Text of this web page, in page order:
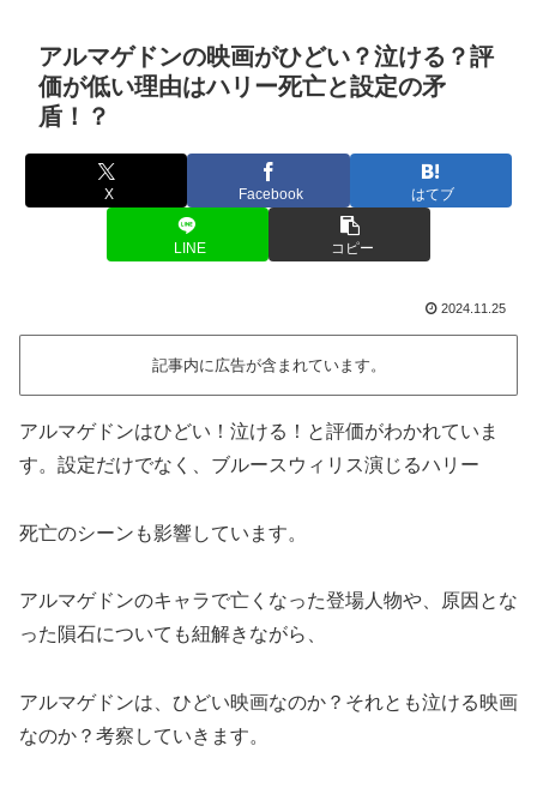
アルマゲドンの映画がひどい？泣ける？評
価が低い理由はハリー死亡と設定の矛
盾！？
X Facebook はてブ
LINE コピー
2024.11.25
記事内に広告が含まれています。
アルマゲドンはひどい！泣ける！と評価がわかれていま
す。 設定だけでなく、ブルースウィリス演じるハリー
死亡のシーンも影響しています。
アルマゲドンのキャラで亡くなった登場人物や、
原因とな
った 隕石についても紐解きながら、
アルマゲドンは、ひどい映画なのか？それとも泣ける映画
なのか？考察していきます。